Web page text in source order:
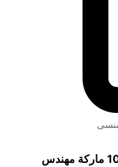
ماركة مهندس